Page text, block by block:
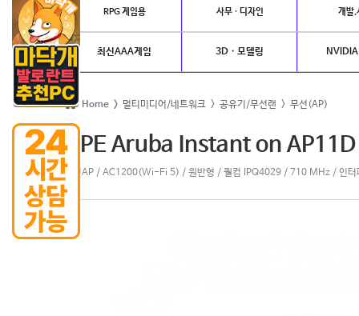
RPG 게임용 사무 · 디자인 개발.
최신AAA게임 3D · 모델링
Home > 멀티미디어/네트워크 > 공유기/무선랜 > 무선(AP)
HPE Aruba Instant on AP11D
무선AP / AC1200(Wi-Fi 5) / 원반형 / 퀄컴 IPQ4029 / 710 MHz / 인